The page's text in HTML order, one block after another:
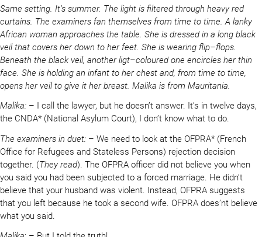
Same setting. It’s summer. The light is filtered through heavy red
curtains. The examiners fan themselves from time to time. A lanky
African woman approaches the table. She is dressed in a long black
veil that covers her down to her feet. She is wearing flip–flops.
Beneath the black veil, another ligt–coloured one encircles her thin
face. She is holding an infant to her chest and, from time to time,
opens her veil to give it her breast. Malika is from Mauritania.
Malika: – I call the lawyer, but he doesn’t answer. It’s in twelve days,
the CNDA* (National Asylum Court), I don’t know what to do.
The examiners in duet: – We need to look at the OFPRA* (French
Office for Refugees and Stateless Persons) rejection decision
together. (They read). The OFPRA officer did not believe you when
you said you had been subjected to a forced marriage. He didn’t
believe that your husband was violent. Instead, OFPRA suggests
that you left because he took a second wife. OFPRA does’nt believe
what you said.